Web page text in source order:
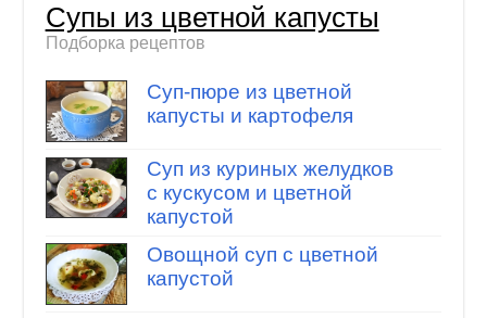
Супы из цветной капусты
Подборка рецептов
Суп-пюре из цветной
капусты и картофеля
Суп из куриных желудков
с кускусом и цветной
капустой
Овощной суп с цветной
капустой